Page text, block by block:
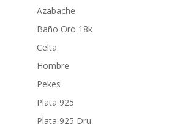
Azabache
Baño Oro 18k
Celta
Hombre
Pekes
Plata 925
Plata 925 Dru